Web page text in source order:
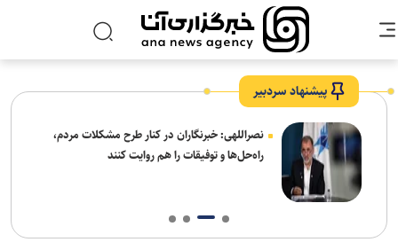
پیشنهاد سردبیر
نصراللهی: خبرنگاران در کنار طرح مشکلات مردم،
راه‌حل‌ها و توفیقات را هم روایت کنند